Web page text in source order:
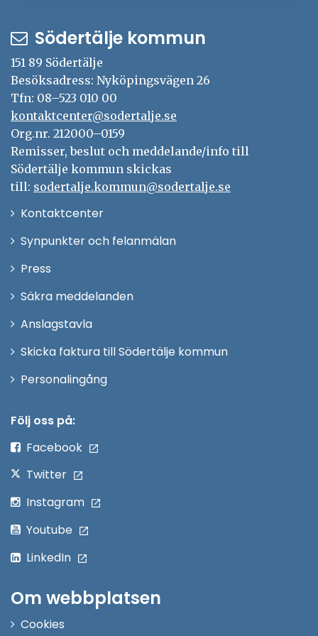
Södertälje kommun
151 89 Södertälje
Besöksadress: Nyköpingsvägen 26
Tfn: 08–523 010 00
kontaktcenter@sodertalje.se
Org.nr. 212000–0159
Remisser, beslut och meddelande/info till
Södertälje kommun skickas
till: sodertalje.kommun@sodertalje.se
KontaktcenterÖppna
Synpunkter och felanmälan
Press
fönster
Säkra meddelanden
Anslagstavla
Skicka faktura till Södertälje kommun
PersonalingångÖppna
Följ oss på:
Facebook
Twitter
Instagram
Youtube
LinkedIn
Om webbplatsen
Cookies